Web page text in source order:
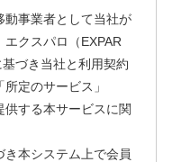
動事業者として当社が
クスパロ（EXPAR
づき当社と利用契約
定のサービス」
供する本サービスに関
き本システム上で会員